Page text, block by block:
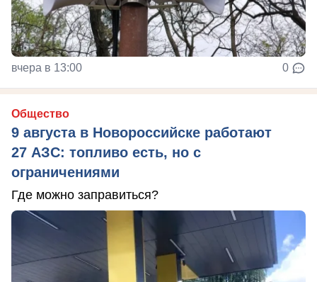
вчера в 13:00 0
Общество
9 августа в Новороссийске работают
27 АЗС: топливо есть, но с
ограничениями
Где можно заправиться?